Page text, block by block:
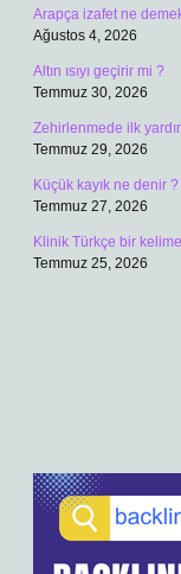
Arapça izafet ne
Ağustos 4, 2026
Altın ısıyı geçirir mi ?
Temmuz 30, 2026
Zehirlenmede ilk
Temmuz 29, 2026
Küçük kayık ne denir ?
Temmuz 27, 2026
Klinik Türkçe bir
Temmuz 25, 2026